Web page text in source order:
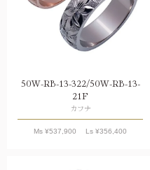
50W-RB-13-322/50W-RB-13-
21F
カフナ
Ms ¥537,900 Ls ¥356,400